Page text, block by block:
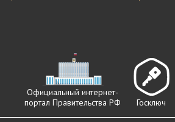
Официальный интернет-
портал Правительства РФ
Госключ